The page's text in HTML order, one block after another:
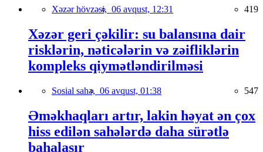
Xəzər hövzəsi, 06 avqust, 12:31 419
Xəzər geri çəkilir: su balansına dair
risklərin, nəticələrin və zəifliklərin
kompleks qiymətləndirilməsi
Sosial sahə, 06 avqust, 01:38 547
Əməkhaqları artır, lakin həyat ən çox
hiss edilən sahələrdə daha sürətlə
bahalaşır